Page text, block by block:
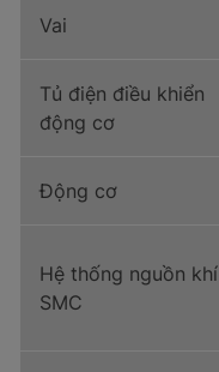
Vai
Tủ điện điều khiển
động cơ
Động cơ
Hệ thống nguồn khí
SMC